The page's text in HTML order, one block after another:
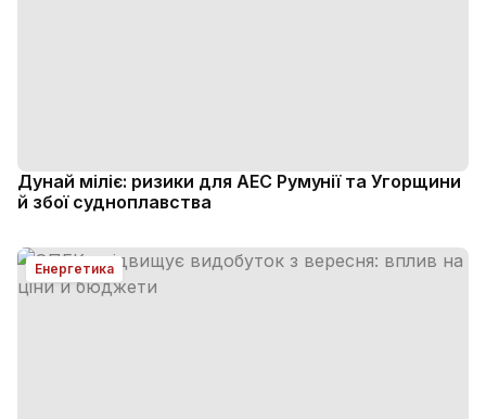
Дунай міліє: ризики для АЕС Румунії та Угорщини
й збої судноплавства
Енергетика